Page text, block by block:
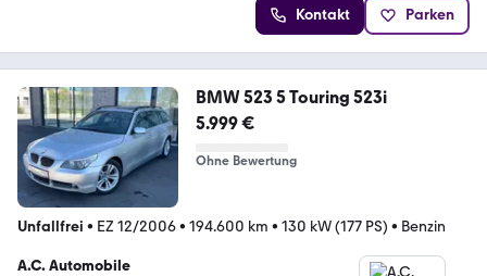
Kontakt Parken
BMW 523 5 Touring 523i
5.999 €
Ohne Bewertung
Unfallfrei • EZ 12/2006• 194.600 km • 130 kW (177 PS) • Benzin
A.C. Automobile